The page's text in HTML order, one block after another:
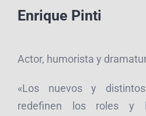
Enrique Pinti
Actor, humorista y
«Los nuevos y
redefinen los roles y